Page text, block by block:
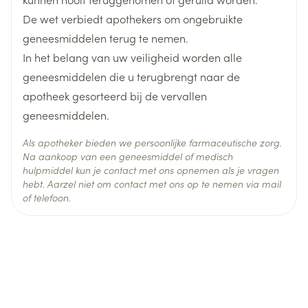
beoordelen en zal beslissen hoe de
bloeddrukmedicatie dient te worden voortgezet.
Sevikar/HCT is een combinatie van drie werkzame
stoffen. Hieronder vindt u informatie over de andere
bijwerkingen die tot nu zijn gemeld met de
Sevikar/HCT-combinatie (naast de hierboven
van elk van de afzonderlijke stoffen of wanneer
twee stoffen samen worden toegediend. Om u een
idee te geven hoeveel patiënten bijwerkingen
Actieve
Ingrediënten
amlodipine besilaat,
hydrochloorthiazide, olmesartan
medoxomil
Behoud Kamertemperatuur (15°C - 25°C)
De wet verbiedt apothekers om ongebruikte
geneesmiddelen terug te nemen.
In het belang van uw veiligheid worden alle
geneesmiddelen die u terugbrengt naar de
apotheek gesorteerd bij de vervallen
geneesmiddelen.
Als apotheker bieden we persoonlijke farmaceutische zorg.
Na aankoop van een geneesmiddel of medisch
hulpmiddel kun je contact met ons opnemen als je vragen
hebt. Aarzel niet om contact met ons op te nemen via mail
of telefoon.